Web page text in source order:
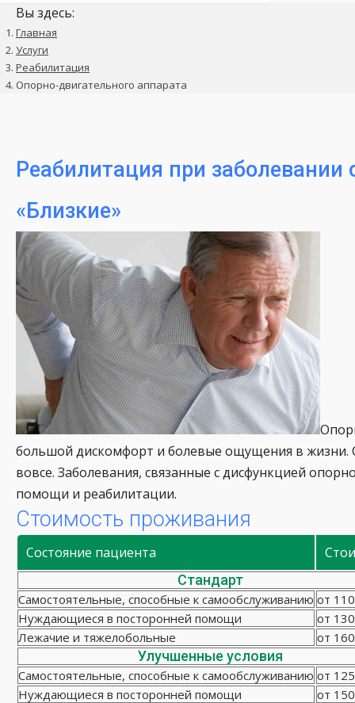
Вы здесь:
Главная
Услуги
Реабилитация
Опорно-двигательного аппарата
Реабилитация при заболевании
«Близкие»
большой дискомфорт и болевые ощущения в жизни.
вовсе. Заболевания, связанные с дисфункцией
помощи и реабилитации.
Стоимость проживания
Состояние пациента
Стандарт
Самостоятельные, способные к самообслуживанию от
Нуждающиеся в посторонней помощи
от
Лежачие и тяжелобольные
от
Улучшенные условия
Самостоятельные, способные к самообслуживанию от
Нуждающиеся в посторонней помощи
от